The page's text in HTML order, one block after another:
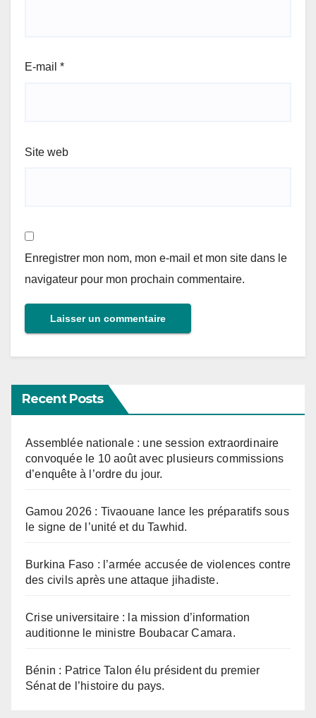
E-mail *
Site web
Enregistrer mon nom, mon e-mail et mon site dans le
navigateur pour mon prochain commentaire.
Recent Posts
Assemblée nationale : une session extraordinaire
convoquée le 10 août avec plusieurs commissions
d’enquête à l’ordre du jour.
Gamou 2026 : Tivaouane lance les préparatifs sous
le signe de l’unité et du Tawhid.
Burkina Faso : l’armée accusée de violences contre
des civils après une attaque jihadiste.
Crise universitaire : la mission d’information
auditionne le ministre Boubacar Camara.
Bénin : Patrice Talon élu président du premier
Sénat de l’histoire du pays.